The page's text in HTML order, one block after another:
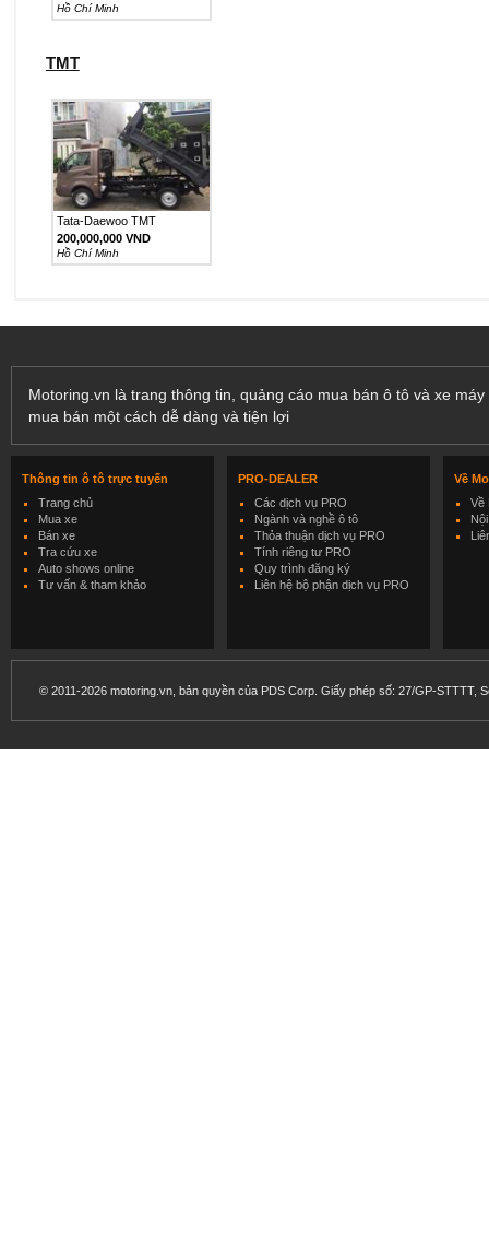
Hồ Chí Minh
TMT
Tata-Daewoo TMT
200,000,000 VND
Hồ Chí Minh
Motoring.vn là trang thông tin, quảng cáo mua bán ô tô và xe
mua bán một cách dễ dàng và tiện lợi
Thông tin ô tô trực tuyến
Trang chủ
Mua xe
Bán xe
Tra cứu xe
Auto shows online
Tư vấn & tham khảo
PRO-DEALER
Các dịch vụ PRO
Ngành và nghề ô tô
Thỏa thuận dịch vụ PRO
Tính riêng tư PRO
Quy trình đăng ký
Liên hệ bộ phận dịch vụ PRO
Về
Về
© 2011-2026 motoring.vn, bản quyền của PDS Corp. Giấy phép số: 27/GP-STTTT,